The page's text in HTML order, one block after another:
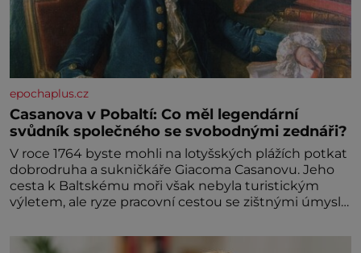
epochaplus.cz
Casanova v Pobaltí: Co měl legendární
svůdník společného se svobodnými zednáři?
V roce 1764 byste mohli na lotyšských plážích potkat
dobrodruha a sukničkáře Giacoma Casanovu. Jeho
cesta k Baltskému moři však nebyla turistickým
výletem, ale ryze pracovní cestou se zištnými úmysly.
procházel uličkami lotyšské Rigy? Casanova v Pobaltí